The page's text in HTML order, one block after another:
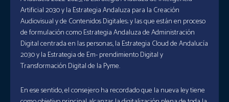
Artificial 2030 y la Estrategia Andaluza para la Creación
Audiovisual y de Contenidos Digitales; y las que están en proceso
de formulación como Estrategia Andaluza de Administración
Digital centrada en las personas, la Estrategia Cloud de Andalucía
2030 y la Estrategia de Em- prendimiento Digital y
Transformación Digital de la Pyme.
En ese sentido, el consejero ha recordado que la nueva ley tiene